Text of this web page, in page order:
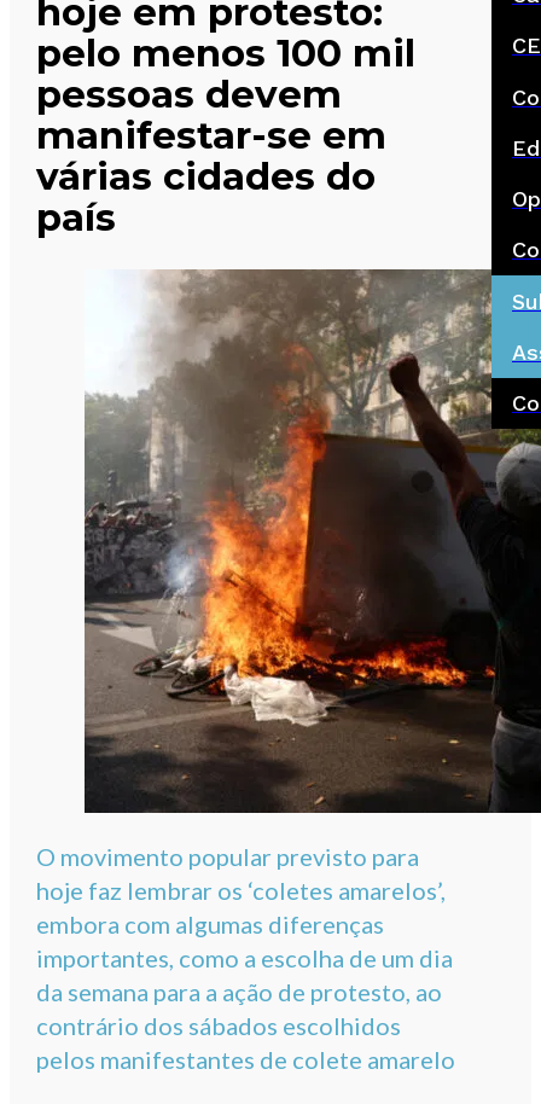
hoje em protesto:
pelo menos 100 mil
pessoas devem
manifestar-se em
várias cidades do
país
O movimento popular previsto para
hoje faz lembrar os ‘coletes amarelos’,
embora com algumas diferenças
importantes, como a escolha de um dia
da semana para a ação de protesto, ao
contrário dos sábados escolhidos
pelos manifestantes de colete amarelo